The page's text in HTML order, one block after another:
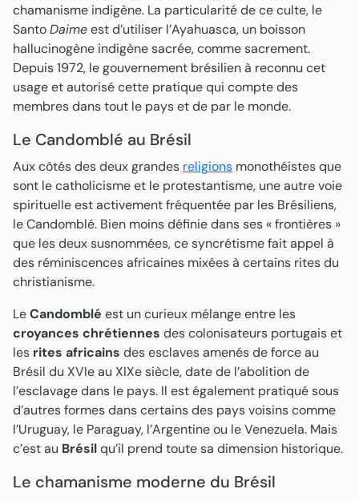
chamanisme indigène. La particularité de ce culte, le
SantoDaimeest d’utiliser l’Ayahuasca, un boisson
hallucinogène indigène sacrée, comme sacrement.
Depuis 1972, le gouvernement brésilien à reconnu cet
usage et autorisé cette pratique qui compte des
membres dans tout le pays et de par le monde.
Le Candomblé au Brésil
Aux côtés des deux grandes religions monothéistes que
sont le catholicisme et le protestantisme, une autre voie
spirituelle est activement fréquentée par les Brésiliens,
le Candomblé. Bien moins définie dans ses « frontières »
que les deux susnommées, ce syncrétisme fait appel à
des réminiscences africaines mixées à certains rites du
christianisme.
LeCandomblé est un curieux mélange entre les
croyances chrétiennes des colonisateurs portugais et
les rites africains des esclaves amenés de force au
Brésil du XVIe au XIXe siècle, date de l’abolition de
l’esclavage dans le pays. Il est également pratiqué sous
d’autres formes dans certains des pays voisins comme
l’Uruguay, le Paraguay, l’Argentine ou le Venezuela. Mais
c’est au Brésilqu’il prend toute sa dimension historique.
Le chamanisme moderne du Brésil